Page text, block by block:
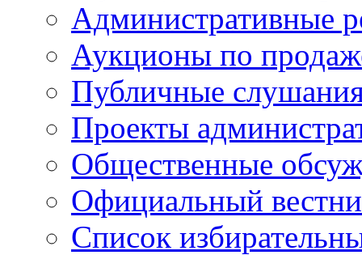
Административные
Аукционы по
Публичные
Проекты
Общественные
Официальный
Список